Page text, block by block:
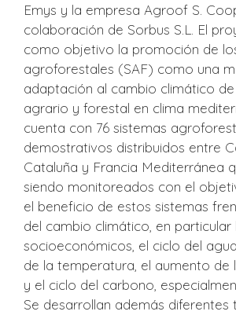
Emys y la empresa Agroof S.
colaboración de Sorbus S.L. El
como objetivo la promoción de
agroforestales (SAF) como una
adaptación al cambio climático
agrario y forestal en clima
cuenta con 76 sistemas
demostrativos distribuidos entre
Cataluña y Francia Mediterránea
siendo monitoreados con el
el beneficio de estos sistemas
del cambio climático, en particular
socioeconómicos, el ciclo del
de la temperatura, el aumento de
y el ciclo del carbono,
Se desarrollan además diferentes